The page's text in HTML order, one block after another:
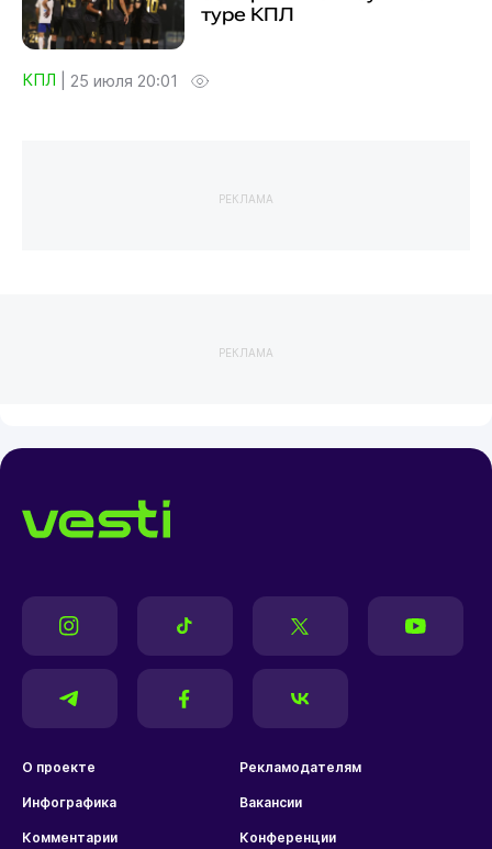
туре КПЛ
КПЛ 25 июля 20:01
РЕКЛАМА
РЕКЛАМА
О проекте Рекламодателям
Инфографика Вакансии
Комментарии Конференции